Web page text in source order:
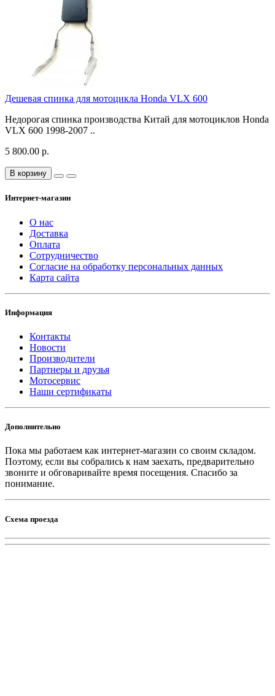
Дешевая спинка для мотоцикла Honda VLX 600
Недорогая спинка производства Китай для мотоциклов Honda
VLX 600 1998-2007 ..
5 800.00 р.
В корзину
Интернет-магазин
О нас
Доставка
Оплата
Сотрудничество
Согласие на обработку персональных данных
Карта сайта
Информация
Контакты
Новости
Производители
Партнеры и друзья
Мотосервис
Наши сертификаты
Дополнительно
Пока мы работаем как интернет-магазин со своим складом.
Поэтому, если вы собрались к нам заехать, предварительно
звоните и обговаривайте время посещения. Спасибо за
понимание.
Схема проезда